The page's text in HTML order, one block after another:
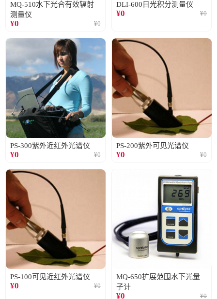
MQ-510水下光合有效辐射
测量仪
¥0 ¥0
DLI-600日光积分测量仪
¥0 ¥0
PS-300紫外近红外光谱仪
¥0 ¥0
PS-200紫外可见光谱仪
¥0 ¥0
PS-100可见近红外光谱仪
¥0 ¥0
MQ-650扩展范围水下光量
子计
¥0 ¥0